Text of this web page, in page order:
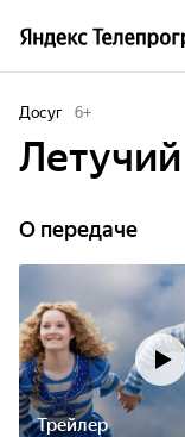
Досуг 6+
О передаче
Трейлер